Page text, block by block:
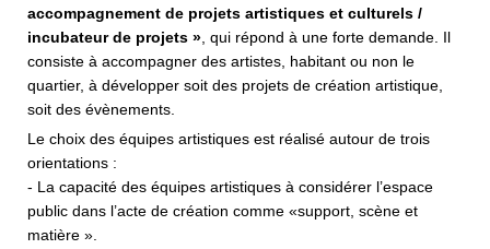
accompagnement de projets artistiques et culturels /
incubateur de projets », qui répond à une forte demande. Il
consiste à accompagner des artistes, habitant ou non le
quartier, à développer soit des projets de création artistique,
soit des évènements.
Le choix des équipes artistiques est réalisé autour de trois
orientations :
- La capacité des équipes artistiques à considérer l’espace
public dans l’acte de création comme «support, scène et
matière ».